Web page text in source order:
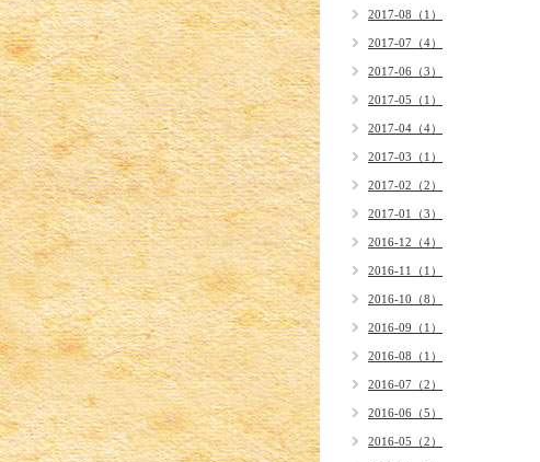
2017-08（1）
2017-07（4）
2017-06（3）
2017-05（1）
2017-04（4）
2017-03（1）
2017-02（2）
2017-01（3）
2016-12（4）
2016-11（1）
2016-10（8）
2016-09（1）
2016-08（1）
2016-07（2）
2016-06（5）
2016-05（2）